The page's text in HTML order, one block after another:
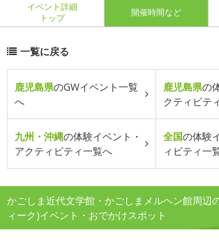
イベント詳細
トップ
開催時間など
一覧に戻る
鹿児島県のGWイベント一覧
へ
鹿児島県の
クティビテ
九州・沖縄の体験イベント・
アクティビティ一覧へ
全国の体験
ィビティ一
かごしま近代文学館・かごしまメルヘン館周辺
ィーク)イベント・おでかけスポット